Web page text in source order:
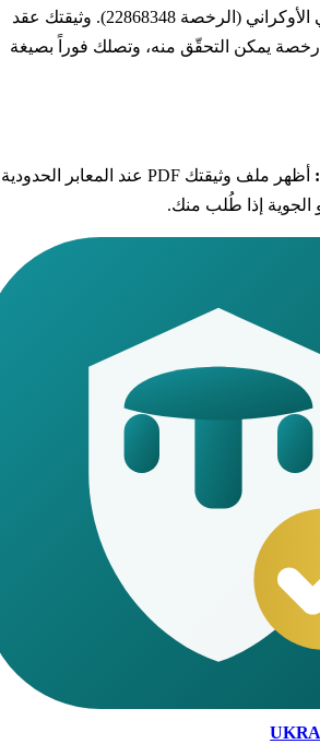
لرقابة البنك الوطني الأوكراني (الرخصة 22868348). وثيقتك عقد
التحقّق منه، وتصلك فوراً بصيغة
أظهر ملف وثيقتك PDF عند المعابر الحدودية
إذا طُلب منك.